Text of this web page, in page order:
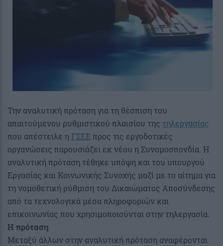
Την αναλυτική πρόταση για τη θέσπιση του
απαιτούμενου ρυθμιστικού πλαισίου της τηλεργασίας
που απέστειλε η ΓΣΕΕ προς τις εργοδοτικές
οργανώσεις παρουσιάζει εκ νέου η Συνομοσπονδία. Η
αναλυτική πρόταση τέθηκε υπόψη και του υπουργού
Εργασίας και Κοινωνικής Συνοχής μαζί με το αίτημα για
τη νομοθετική ρύθμιση του Δικαιώματος Αποσύνδεσης
από τα τεχνολογικά μέσα πληροφοριών και
επικοινωνίας που χρησιμοποιούνται στην τηλεργασία.
Η πρόταση
Μεταξύ άλλων στην αναλυτική πρόταση αναφέρονται